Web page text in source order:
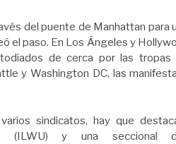
del puente de Manhattan para
el paso. En Los Ángeles y
de cerca por las tropas
y Washington DC, las
sindicatos, hay que
(ILWU) y una seccional